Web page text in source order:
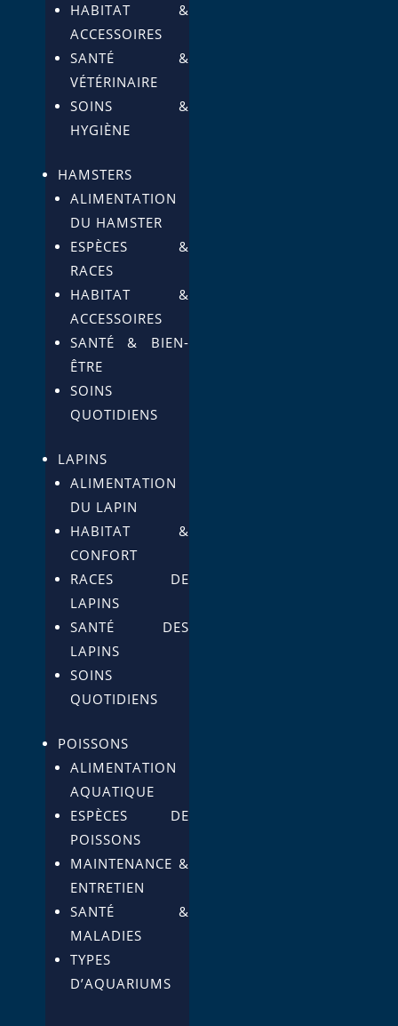
HABITAT &
ACCESSOIRES
SANTÉ &
VÉTÉRINAIRE
SOINS &
HYGIÈNE
HAMSTERS
ALIMENTATION
DU HAMSTER
ESPÈCES &
RACES
HABITAT &
ACCESSOIRES
SANTÉ & BIEN-
ÊTRE
SOINS
QUOTIDIENS
LAPINS
ALIMENTATION
DU LAPIN
HABITAT &
CONFORT
RACES DE
LAPINS
SANTÉ DES
LAPINS
SOINS
QUOTIDIENS
POISSONS
ALIMENTATION
AQUATIQUE
ESPÈCES DE
POISSONS
MAINTENANCE &
ENTRETIEN
SANTÉ &
MALADIES
TYPES
D’AQUARIUMS